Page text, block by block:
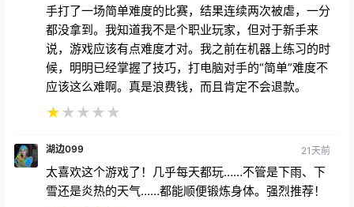
手打了一场简单难度的比赛，结果连续两次被虐，一分
都没拿到。我知道我不是个职业玩家，但对于新手来
说，游戏应该有点难度才对。我之前在机器上练习的时
候，明明已经掌握了技巧，打电脑对手的“简单”难度不
应该这么难啊。真是浪费钱，而且肯定不会退款。
★★ ★ ★ ★
湖边099 21天前
太喜欢这个游戏了！几乎每天都玩……不管是下雨、下
雪还是炎热的天气……都能顺便锻炼身体。强烈推荐！